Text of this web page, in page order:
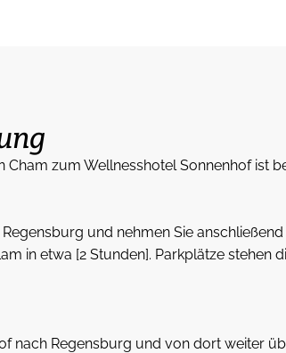
Cham zum Wellnesshotel Sonnenhof ist
und nehmen Sie
in etwa [2 Stunden]. Parkplätze stehen
nach Regensburg und von dort weiter